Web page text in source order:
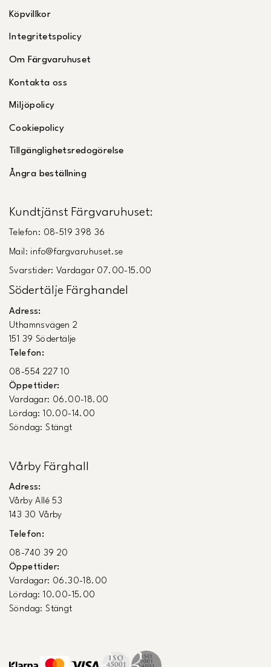
Köpvillkor
Integritetspolicy
Om Färgvaruhuset
Kontakta oss
Miljöpolicy
Cookiepolicy
Tillgänglighetsredogörelse
Ångra beställning
Kundtjänst Färgvaruhuset:
Telefon: 08-519 398 36
Mail: info@fargvaruhuset.se
Svarstider: Vardagar 07.00-15.00
Södertälje Färghandel
Adress:
Uthamnsvägen 2
151 39 Södertälje
Telefon:
08-554 227 10
Öppettider:
Vardagar: 06.00-18.00
Lördag: 10.00-14.00
Söndag: Stängt
Vårby Färghall
Adress:
Vårby Allé 53
143 30 Vårby
Telefon:
08-740 39 20
Öppettider:
Vardagar: 06.30-18.00
Lördag: 10.00-15.00
Söndag: Stängt